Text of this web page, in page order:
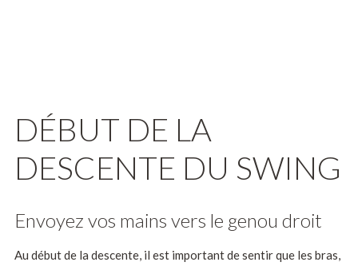
DÉBUT DE LA
DESCENTE DU SWING
Envoyez vos mains vers le genou droit
Au début de la descente, il est important de sentir que les bras,